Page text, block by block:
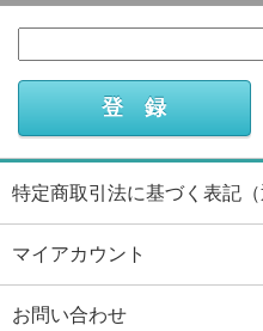
特定商取引法に基づく表記（
マイアカウント
お問い合わせ